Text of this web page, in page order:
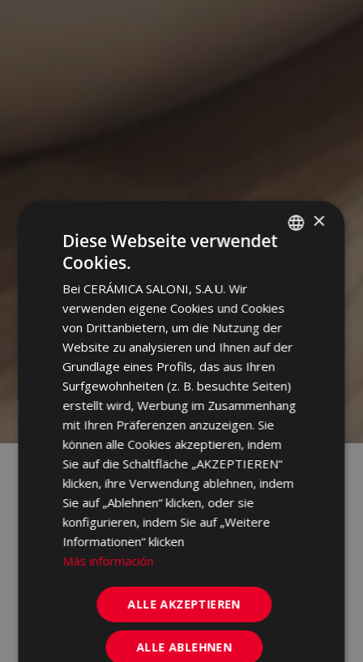
SALONI, Ihr
Keramikgeschäft
GERMAN
PORTUGUESE
×
Diese Webseite verwendet
Cookies.
Bei CERÁMICA SALONI, S.A.U. Wir
verwenden eigene Cookies und Cookies
von Drittanbietern, um die Nutzung der
Website zu analysieren und Ihnen auf der
Grundlage eines Profils, das aus Ihren
Surfgewohnheiten (z. B. besuchte Seiten)
erstellt wird, Werbung im Zusammenhang
mit Ihren Präferenzen anzuzeigen. Sie
können alle Cookies akzeptieren, indem
Sie auf die Schaltfläche „AKZEPTIEREN“
klicken, ihre Verwendung ablehnen, indem
Sie auf „Ablehnen“ klicken, oder sie
konfigurieren, indem Sie auf „Weitere
Informationen“ klicken
Más información
ALLE AKZEPTIEREN
ALLE ABLEHNEN